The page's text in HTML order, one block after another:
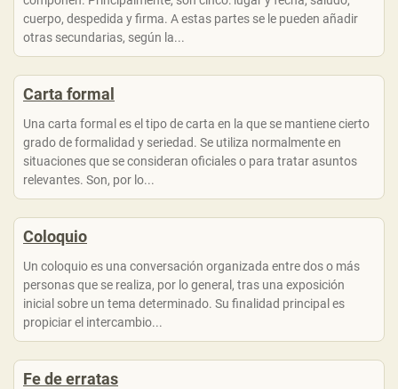
cuerpo, despedida y firma. A estas partes se le pueden añadir
otras secundarias, según la...
Carta formal
Una carta formal es el tipo de carta en la que se mantiene cierto
grado de formalidad y seriedad. Se utiliza normalmente en
situaciones que se consideran oficiales o para tratar asuntos
relevantes. Son, por lo...
Coloquio
Un coloquio es una conversación organizada entre dos o más
personas que se realiza, por lo general, tras una exposición
inicial sobre un tema determinado. Su finalidad principal es
propiciar el intercambio...
Fe de erratas